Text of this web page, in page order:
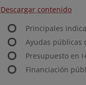
Descargar contenido
Principales
Ayudas públicas
Presupuesto en
Financiación